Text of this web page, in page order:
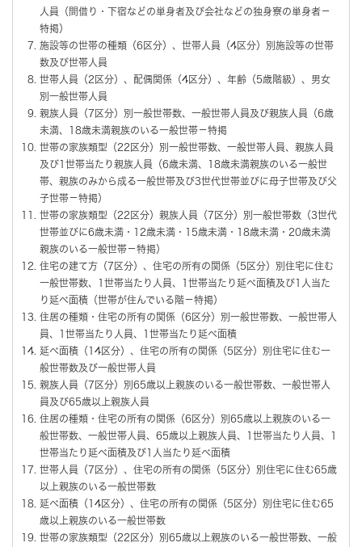
人員（間借り・下宿などの単身者及び会社などの独身寮の単身者－
特掲）
施設等の世帯の種類（6区分）、世帯人員（4区分）別施設等の世帯
数及び世帯人員
世帯人員（2区分）、配偶関係（4区分）、年齢（5歳階級）、男女
別一般世帯人員
親族人員（7区分）別一般世帯数、一般世帯人員及び親族人員（6歳
未満、18歳未満親族のいる一般世帯－特掲
世帯の家族類型（22区分）別一般世帯数、一般世帯人員、親族人員
及び1世帯当たり親族人員（6歳未満、18歳未満親族のいる一般世
帯、親族のみから成る一般世帯及び3世代世帯並びに母子世帯及び父
子世帯－特掲）
世帯の家族類型（22区分）親族人員（7区分）別一般世帯数（3世代
世帯並びに6歳未満・12歳未満・15歳未満・18歳未満・20歳未満
親族のいる一般世帯－特掲）
住宅の建て方（7区分）、住宅の所有の関係（5区分）別住宅に住む
一般世帯数、1世帯当たり人員、1世帯当たり延べ面積及び1人当た
り延べ面積（世帯が住んでいる階－特掲）
住居の種類・住宅の所有の関係（6区分）別一般世帯数、一般世帯人
員、1世帯当たり人員、1世帯当たり延べ面積
延べ面積（14区分）、住宅の所有の関係（5区分）別住宅に住む一
般世帯数及び一般世帯人員
親族人員（7区分）別65歳以上親族のいる一般世帯数、一般世帯人
員及び65歳以上親族人員
住居の種類・住宅の所有の関係（6区分）別65歳以上親族のいる一
般世帯数、一般世帯人員、65歳以上親族人員、1世帯当たり人員、1
世帯当たり延べ面積及び1人当たり延べ面積
世帯人員（7区分）、住宅の所有の関係（5区分）別住宅に住む65歳
以上親族のいる一般世帯数
延べ面積（14区分）、住宅の所有の関係（5区分）別住宅に住む65
歳以上親族のいる一般世帯数
世帯の家族類型（22区分）別65歳以上親族のいる一般世帯数、一般